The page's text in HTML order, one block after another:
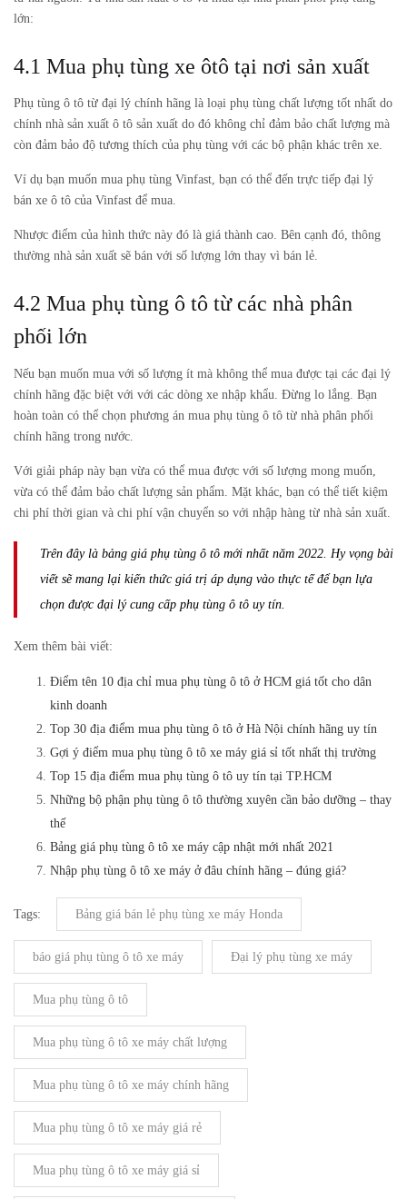
lớn:
4.1 Mua phụ tùng xe ôtô tại nơi sản xuất
Phụ tùng ô tô từ đại lý chính hãng là loại phụ tùng chất lượng tốt nhất do
chính nhà sản xuất ô tô sản xuất do đó không chỉ đảm bảo chất lượng mà
còn đảm bảo độ tương thích của phụ tùng với các bộ phận khác trên xe.
Ví dụ bạn muốn mua phụ tùng Vinfast, bạn có thể đến trực tiếp đại lý
bán xe ô tô của Vinfast để mua.
Nhược điểm của hình thức này đó là giá thành cao. Bên cạnh đó, thông
thường nhà sản xuất sẽ bán với số lượng lớn thay vì bán lẻ.
4.2 Mua phụ tùng ô tô từ các nhà phân
phối lớn
Nếu bạn muốn mua với số lượng ít mà không thể mua được tại các đại lý
chính hãng đặc biệt với với các dòng xe nhập khẩu. Đừng lo lắng. Bạn
hoàn toàn có thể chọn phương án mua phụ tùng ô tô từ nhà phân phối
chính hãng trong nước.
Với giải pháp này bạn vừa có thể mua được với số lượng mong muốn,
vừa có thể đảm bảo chất lượng sản phẩm. Mặt khác, bạn có thể tiết kiệm
chi phí thời gian và chi phí vận chuyển so với nhập hàng từ nhà sản xuất.
Trên đây là bảng giá phụ tùng ô tô mới nhất năm 2022. Hy vọng bài
viết sẽ mang lại kiến thức giá trị áp dụng vào thực tế để bạn lựa
chọn được đại lý cung cấp phụ tùng ô tô uy tín.
Xem thêm bài viết:
Điểm tên 10 địa chỉ mua phụ tùng ô tô ở HCM giá tốt cho dân
kinh doanh
Top 30 địa điểm mua phụ tùng ô tô ở Hà Nội chính hãng uy tín
Gợi ý điểm mua phụ tùng ô tô xe máy giá sỉ tốt nhất thị trường
Top 15 địa điểm mua phụ tùng ô tô uy tín tại TP.HCM
Những bộ phận phụ tùng ô tô thường xuyên cần bảo dưỡng – thay
thế
Bảng giá phụ tùng ô tô xe máy cập nhật mới nhất 2021
Nhập phụ tùng ô tô xe máy ở đâu chính hãng – đúng giá?
Tags: Bảng giá bán lẻ phụ tùng xe máy Honda
báo giá phụ tùng ô tô xe máy Đại lý phụ tùng xe máy
Mua phụ tùng ô tô
Mua phụ tùng ô tô xe máy chất lượng
Mua phụ tùng ô tô xe máy chính hãng
Mua phụ tùng ô tô xe máy giá rẻ
Mua phụ tùng ô tô xe máy giá sỉ